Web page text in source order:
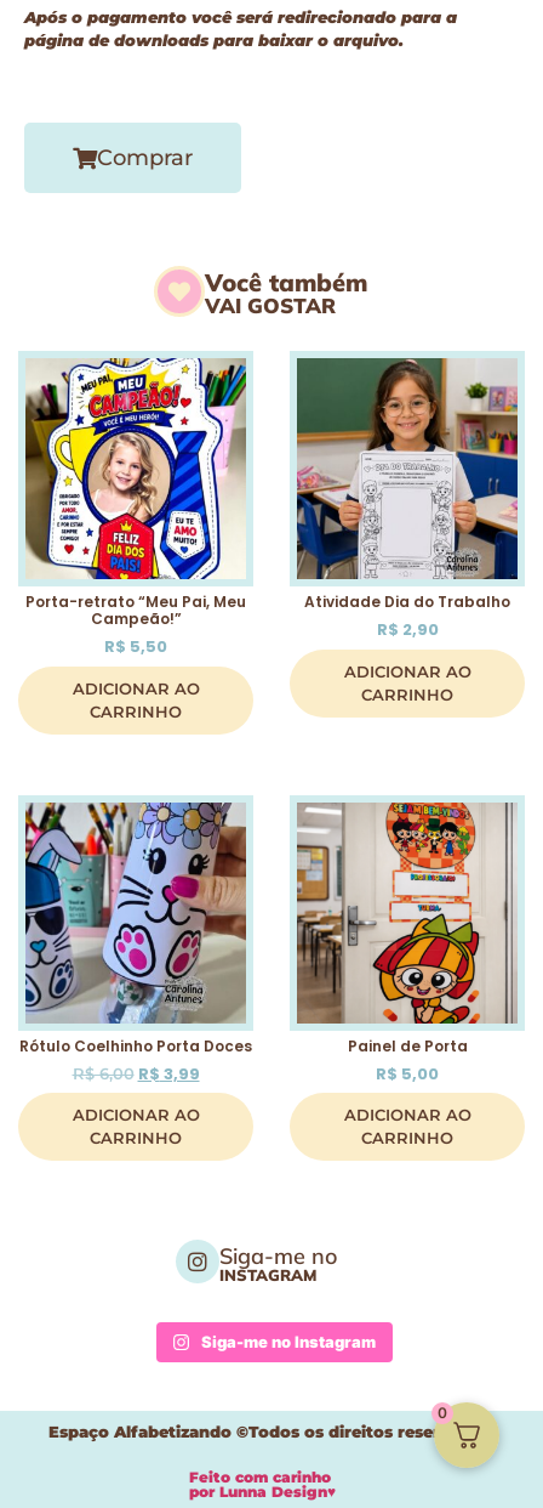
Após o pagamento você será redirecionado para a
página de downloads para baixar o arquivo.
Comprar
Você também
VAI GOSTAR
Porta-retrato “Meu Pai, Meu
Campeão!”
R$ 5,50
ADICIONAR AO
CARRINHO
Atividade Dia do Trabalho
R$ 2,90
ADICIONAR AO
CARRINHO
Rótulo Coelhinho Porta Doces
R$6,00 R$ 3,99
ADICIONAR AO
CARRINHO
Painel de Porta
R$ 5,00
ADICIONAR AO
CARRINHO
Siga-me no
INSTAGRAM
Siga-me no Instagram
Espaço Alfabetizando ©Todos os direitos reservados
Feito com carinho
por Lunna Design♥
0